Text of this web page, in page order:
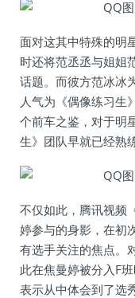
面对这其中特殊的明
时还将范丞丞与姐姐
话题。而彼方范冰冰
人气为《偶像练习生
个前车之鉴，对于明
生》团队早就已经熟
不仅如此，腾讯视频
婷参与的身影，在初
有选手关注的焦点。
此在焦曼婷被分入F
表示从中体会到了选